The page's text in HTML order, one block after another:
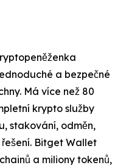
a bezpečné
Má více než 80
krypto služby
stakování, odměn,
Bitget Wallet
a miliony tokenů,